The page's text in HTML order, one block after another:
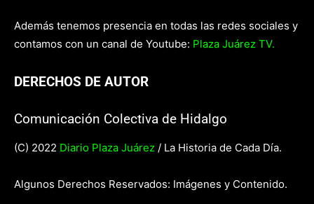
Además tenemos presencia en todas las redes sociales y
contamos con un canal de Youtube: Plaza Juárez TV.
DERECHOS DE AUTOR
Comunicación Colectiva de Hidalgo
(C) 2022 Diario Plaza Juárez / La Historia de Cada Día.
Algunos Derechos Reservados: Imágenes y Contenido.